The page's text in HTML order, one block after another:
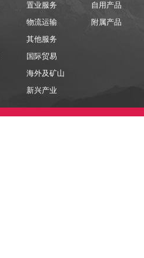
置业服务
物流运输
其他服务
国际贸易
海外及矿山
新兴产业
自用产品
附属产品